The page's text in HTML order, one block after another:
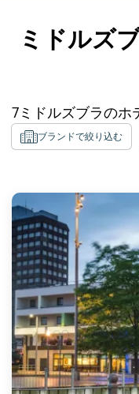
ミドルズ
7 ミドルズブラのホ
ブランドで絞り込む